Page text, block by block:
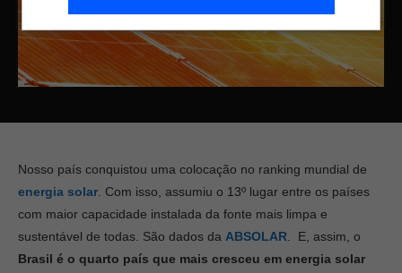
Nosso país conquistou uma colocação no ranking mundial de
energia solar . Com isso, assumiu o 13º lugar entre os países
com maior capacidade instalada da fonte mais limpa e
sustentável de todas. São dados da ABSOLAR . E, assim, o
Brasil é o quarto país que mais cresceu em energia solar